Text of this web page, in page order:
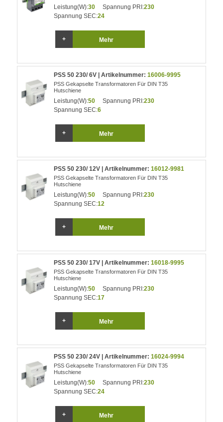
Leistung(W):30 Spannung PRI:230
Spannung SEC:24
Mehr
PSS 50 230/ 6V | Artikelnummer:16006-9995
PSS Gekapselte Transformatoren Für DIN T35
Hutschiene
Leistung(W):50 Spannung PRI:230
Spannung SEC:6
Mehr
PSS 50 230/ 12V | Artikelnummer:16012-9981
PSS Gekapselte Transformatoren Für DIN T35
Hutschiene
Leistung(W):50 Spannung PRI:230
Spannung SEC:12
Mehr
PSS 50 230/ 17V | Artikelnummer:16018-9995
PSS Gekapselte Transformatoren Für DIN T35
Hutschiene
Leistung(W):50 Spannung PRI:230
Spannung SEC:17
Mehr
PSS 50 230/ 24V | Artikelnummer:16024-9994
PSS Gekapselte Transformatoren Für DIN T35
Hutschiene
Leistung(W):50 Spannung PRI:230
Spannung SEC:24
Mehr